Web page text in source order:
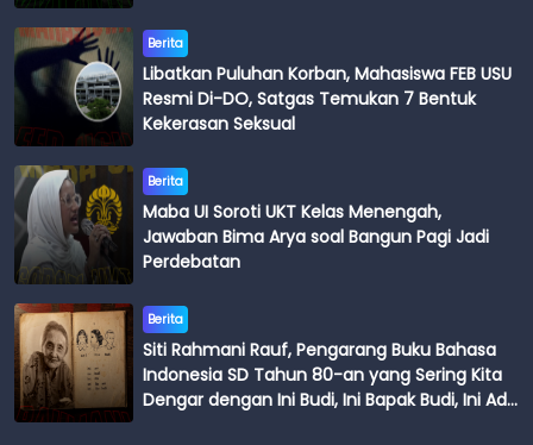
Berita
Libatkan Puluhan Korban, Mahasiswa FEB USU
Resmi Di-DO, Satgas Temukan 7 Bentuk
Kekerasan Seksual
Berita
Maba UI Soroti UKT Kelas Menengah,
Jawaban Bima Arya soal Bangun Pagi Jadi
Perdebatan
Berita
Siti Rahmani Rauf, Pengarang Buku Bahasa
Indonesia SD Tahun 80-an yang Sering Kita
Dengar dengan Ini Budi, Ini Bapak Budi, Ini Adik